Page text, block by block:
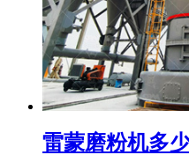
雷蒙磨粉机多